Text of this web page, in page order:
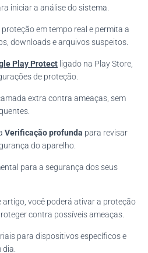
iniciar a análise do sistema.
em tempo real e permita a
downloads e arquivos suspeitos.
Play Protect ligado na Play Store,
de proteção.
extra contra ameaças, sem
Verificação profunda para revisar
do aparelho.
para a segurança dos seus
artigo, você poderá ativar a proteção
contra possíveis ameaças.
para dispositivos específicos e